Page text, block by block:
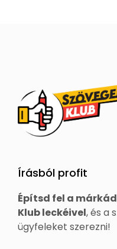
Írásból profit
Építsd fel a
Klub leckéivel, és a
ügyfeleket szerezni!